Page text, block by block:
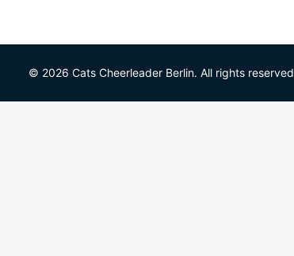
© 2026 Cats Cheerleader Berlin. All rights reserved